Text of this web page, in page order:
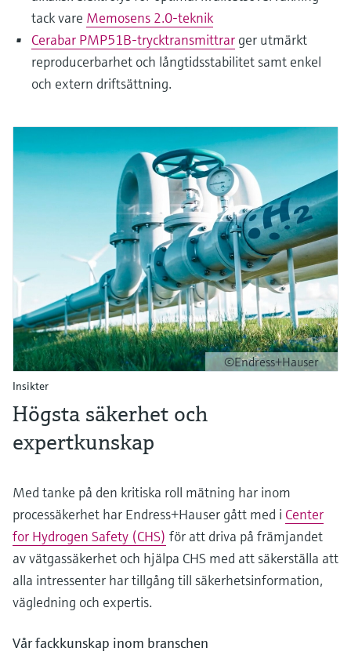
tack vare Memosens 2.0-teknik
Cerabar PMP51B-trycktransmittrar ger utmärkt
reproducerbarhet och långtidsstabilitet samt enkel
och extern driftsättning.
©Endress+Hauser
Insikter
Högsta säkerhet och
expertkunskap
Med tanke på den kritiska roll mätning har inom
processäkerhet har Endress+Hauser gått med i Center
for Hydrogen Safety (CHS) för att driva på främjandet
av vätgassäkerhet och hjälpa CHS med att säkerställa att
alla intressenter har tillgång till säkerhetsinformation,
vägledning och expertis.
Vår fackkunskap inom branschen